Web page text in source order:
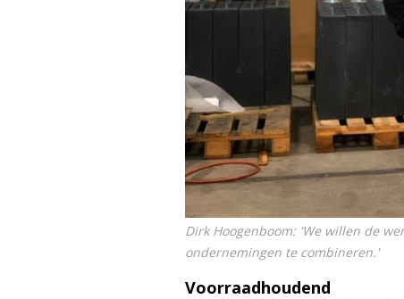
Dirk Hoogenboom: 'We willen de
ondernemingen te combineren.'
Voorraadhoudend